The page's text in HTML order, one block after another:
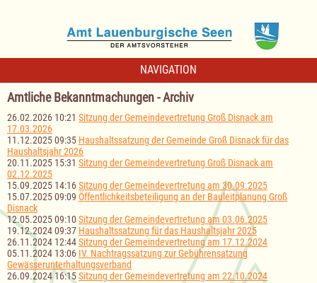
NAVIGATION
Amtliche Bekanntmachungen - Archiv
26.02.2026 10:21 Sitzung der Gemeindevertretung Groß Disnack am
17.03.2026
11.12.2025 09:35 Haushaltssatzung der Gemeinde Groß Disnack für das
Haushaltsjahr 2026
20.11.2025 15:31 Sitzung der Gemeindevertretung Groß Disnack am
02.12.2025
15.09.2025 14:16Sitzung der Gemeindevertretung am 30.09.2025
15.07.2025 09:09 Öffentlichkeitsbeteiligung an der Bauleitplanung Groß
Disnack
12.05.2025 09:10 Sitzung der Gemeindevertretung am 03.06.2025
19.12.2024 09:37 Haushaltssatzung für das Haushaltsjahr 2025
26.11.2024 12:44Sitzung der Gemeindevertretung am 17.12.2024
05.11.2024 13:06 IV. Nachtragssatzung zur Gebührensatzung
Gewässerunterhaltungsverband
26.09.2024 16:15Sitzung der Gemeindevertretung am 22.10.2024